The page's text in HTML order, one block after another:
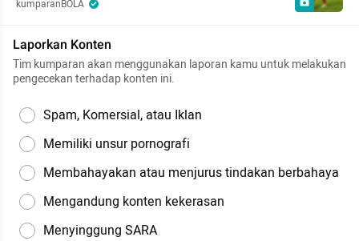
kumparanBOLA
Laporkan Konten
Tim kumparan akan menggunakan laporan kamu untuk melakukan
pengecekan terhadap konten ini.
Spam, Komersial, atau Iklan
Memiliki unsur pornografi
Membahayakan atau menjurus tindakan berbahaya
Mengandung konten kekerasan
Menyinggung SARA